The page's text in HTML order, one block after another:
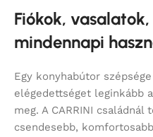
Fiókok,
mindennapi
Egy konyhabútor
elégedettséget leginkább
meg. A CARRINI
csendesebb,